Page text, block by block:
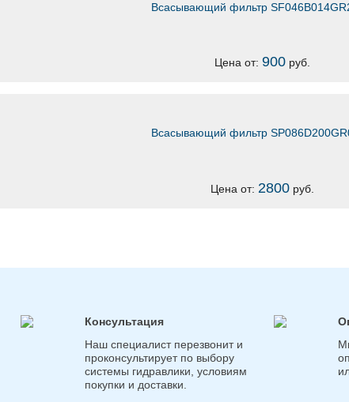
Всасывающий фильтр
Цена от: 900руб.
Всасывающий фильтр
Цена от: 2800руб.
Консультация
Наш специалист перезвонит и
проконсультирует по выбору
системы гидравлики, условиям
покупки и доставки.